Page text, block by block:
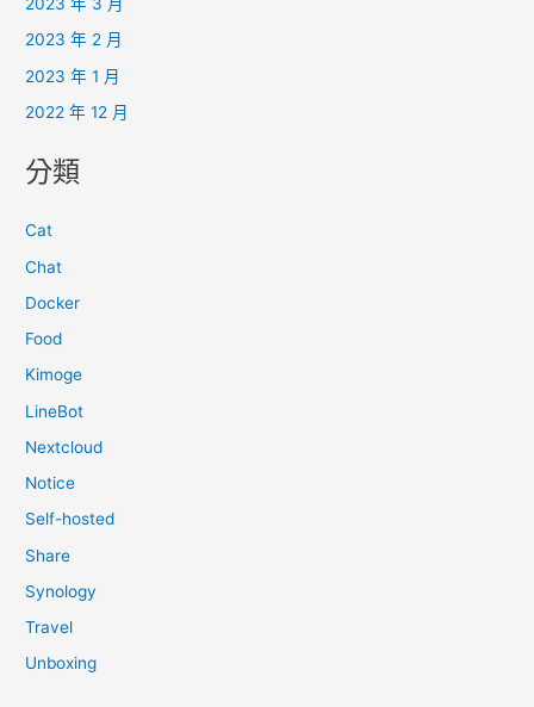
2023 年 2 月
2023 年 1 月
2022 年 12 月
分類
Cat
Chat
Docker
Food
Kimoge
LineBot
Nextcloud
Notice
Self-hosted
Share
Synology
Travel
Unboxing